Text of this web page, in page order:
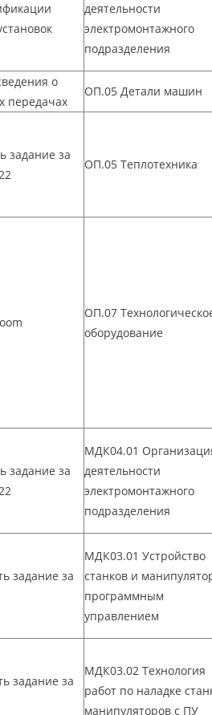
деятельности
электромонтажного
подразделения
о
передачах
ОП.05 Детали машин
задание за
ОП.05 Теплотехника
ОП.07
оборудование
задание за
МДК04.01
деятельности
электромонтажного
подразделения
задание за
МДК03.01 Устройство
станков и
программным
управлением
задание за
МДК03.02 Технология
работ по наладке
манипуляторов с ПУ